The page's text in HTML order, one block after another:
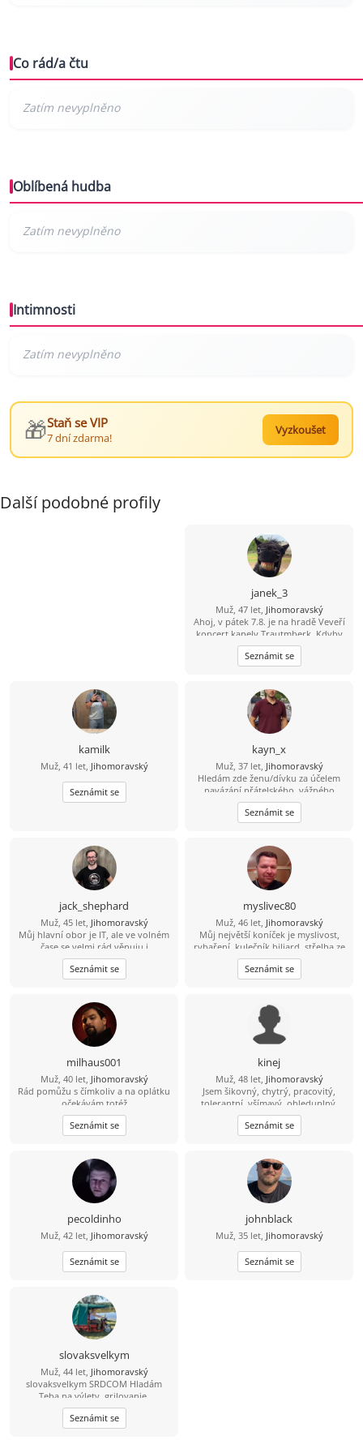
Co rád/a čtu
Oblíbená hudba
Intimnosti
🎁Staň se VIP
7 dní zdarma!
Vyzkoušet
Další podobné profily
janek_3
Muž, 47 let, Jihomoravský
Ahoj, v pátek 7.8. je na hradě Veveří
koncert kapely Trautmberk. Kdyby
se Ti chtělo, tak mám na Wats Appu
čerstvou fotku :-) 773 908 225 Jan
Seznámit se
kamilk
Muž, 41 let, Jihomoravský
Seznámit se
kayn_x
Muž, 37 let, Jihomoravský
Hledám zde ženu/dívku za účelem
navázání přátelského, vážného
vztahu či nezávazného vztahu (vše
dle domluvy). Více informací přes
vzkazy.
Seznámit se
jack_shephard
Muž, 45 let, Jihomoravský
Můj hlavní obor je IT, ale ve volném
čase se velmi rád věnuju i
humanitnějším věcem. Čas od času si
rád zasportuju či zahraju na kytaru.
Hledám někoho sympatického s
čem povídat. :)
Seznámit se
myslivec80
Muž, 46 let, Jihomoravský
Můj největší koníček je myslivost,
rybaření, kulečník biliard, střelba ze
zbraní brokovnice, šipky, šachy
petanque, kostky, mám rád psy,
zvířata, rád se bavím, tancuji, trochu
výlety. Mám rád dobré jídlo hlavně
maso, piju víno pivo i nějakého
panáčka. Vykládám vtipy, umím si
udělat srandu i ze sebe. Jsem
normální chlap mám rád upřímnost,
co na srdci to na jazyku, držím slovo,
myslím že jsem férový a rovný chlap.
Seznámit se
milhaus001
Muž, 40 let, Jihomoravský
Rád pomůžu s čímkoliv a na oplátku
očekávám totéž
Seznámit se
kinej
Muž, 48 let, Jihomoravský
Jsem šikovný, chytrý, pracovitý,
tolerantní, všímavý, ohleduplný,
slušně vychovaný muž, kterých je na
světě nezadaných málo :-). Mám rád
procházky v přírodě, cestování,
věřím, že bych se mohl hodit
sympatické usměvavé ženě štíhlé
nebo normální postavy, nejlépe s
tmavšími vlasy, hnědýma očima a
radši upovídané ze Znojma nebo
okolí. Pokud chceš, tak se mi ozvi,
setkáme se a uvidíme, jestli přeskočí
jiskra :-).
Seznámit se
pecoldinho
Muž, 42 let, Jihomoravský
Seznámit se
johnblack
Muž, 35 let, Jihomoravský
Seznámit se
slovaksvelkym
Muž, 44 let, Jihomoravský
slovaksvelkym SRDCOM Hladám
Teba na výlety, grilovanie,
spoločnosť pri každodenných
veciach. Zablokuje ma IBA jeptiška so
zašitou ... . Neopakujem po
Seznámit se